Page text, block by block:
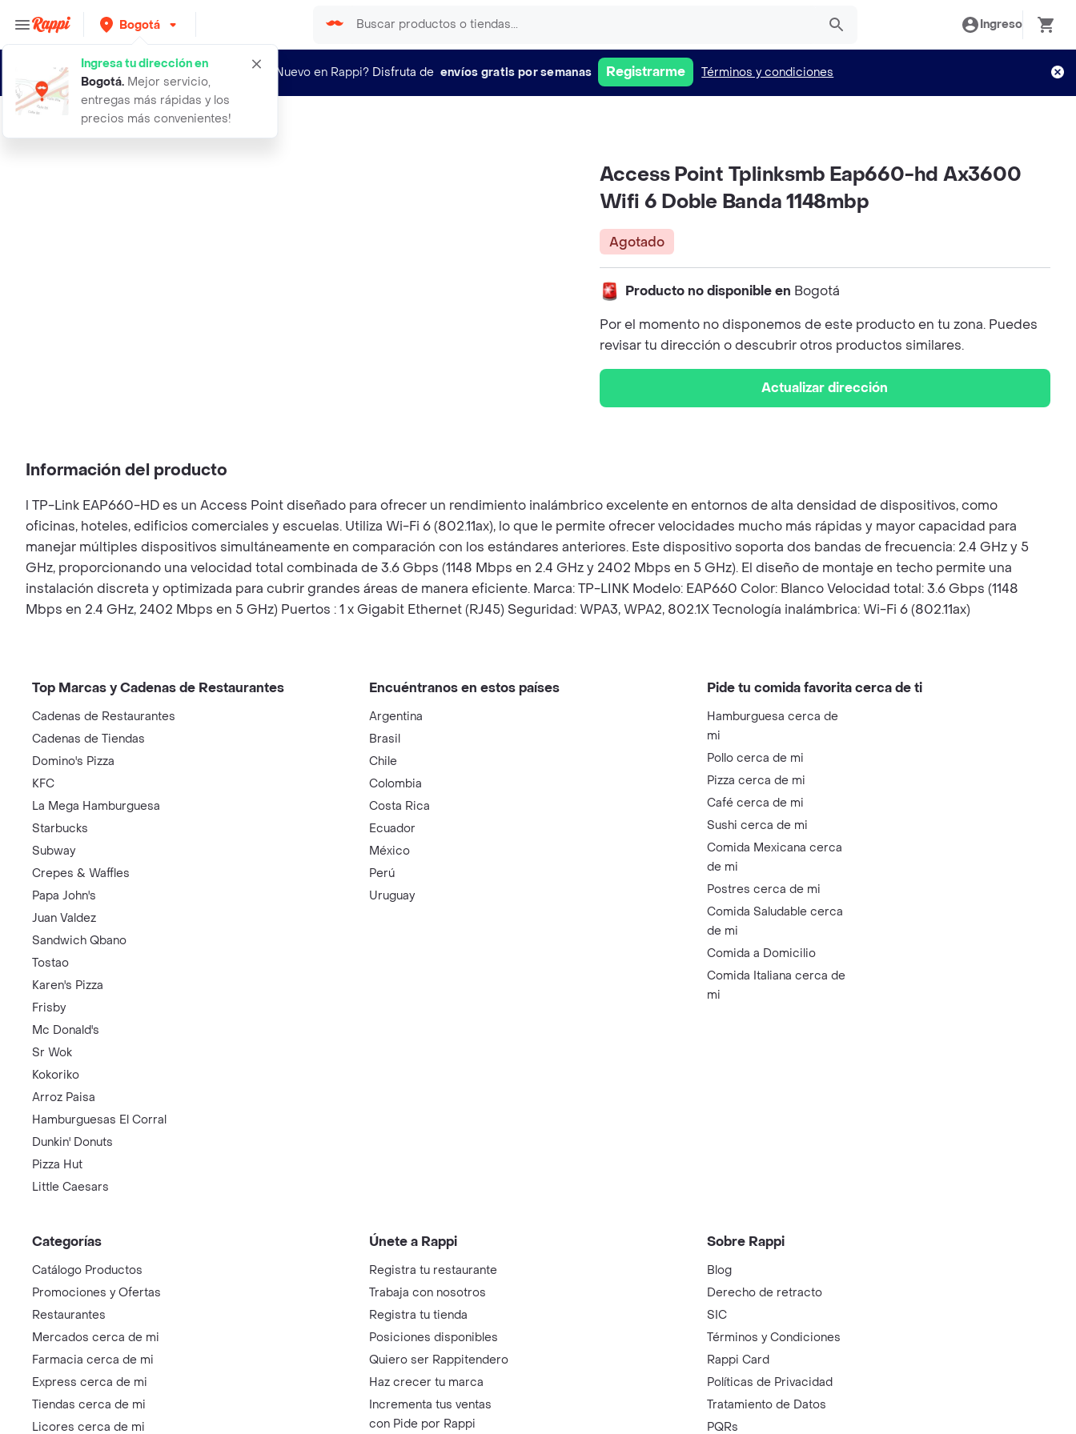
Bogotá
Ingresa tu dirección en
Bogotá. Mejor servicio,
entregas más rápidas y los
precios más convenientes!
Ingreso
¿Nuevo en Rappi? Disfruta de envíos gratis por semanas Registrarme Términos y condiciones
access point tplinksmb eap660 hd ax
Access Point Tplinksmb Eap660-hd Ax3600
Wifi 6 Doble Banda 1148mbp
Agotado
Producto no disponible en Bogotá
Por el momento no disponemos de este producto en tu zona. Puedes
revisar tu dirección o descubrir otros productos similares.
Actualizar dirección
Información del producto
l TP-Link EAP660-HD es un Access Point diseñado para ofrecer un rendimiento inalámbrico excelente en entornos de alta densidad de dispositivos, como
oficinas, hoteles, edificios comerciales y escuelas. Utiliza Wi-Fi 6 (802.11ax), lo que le permite ofrecer velocidades mucho más rápidas y mayor capacidad para
manejar múltiples dispositivos simultáneamente en comparación con los estándares anteriores. Este dispositivo soporta dos bandas de frecuencia: 2.4 GHz y 5
GHz, proporcionando una velocidad total combinada de 3.6 Gbps (1148 Mbps en 2.4 GHz y 2402 Mbps en 5 GHz). El diseño de montaje en techo permite una
instalación discreta y optimizada para cubrir grandes áreas de manera eficiente. Marca: TP-LINK Modelo: EAP660 Color: Blanco Velocidad total: 3.6 Gbps (1148
Mbps en 2.4 GHz, 2402 Mbps en 5 GHz) Puertos : 1 x Gigabit Ethernet (RJ45) Seguridad: WPA3, WPA2, 802.1X Tecnología inalámbrica: Wi-Fi 6 (802.11ax)
Top Marcas y Cadenas de Restaurantes
Cadenas de Restaurantes
Cadenas de Tiendas
Domino's Pizza
KFC
La Mega Hamburguesa
Starbucks
Subway
Crepes & Waffles
Papa John's
Juan Valdez
Sandwich Qbano
Tostao
Karen's Pizza
Frisby
Mc Donald's
Sr Wok
Kokoriko
Arroz Paisa
Hamburguesas El Corral
Dunkin' Donuts
Pizza Hut
Little Caesars
Encuéntranos en estos países
Argentina
Brasil
Chile
Colombia
Costa Rica
Ecuador
México
Perú
Uruguay
Pide tu comida favorita cerca de ti
Hamburguesa cerca de
mi
Pollo cerca de mi
Pizza cerca de mi
Café cerca de mi
Sushi cerca de mi
Comida Mexicana cerca
de mi
Postres cerca de mi
Comida Saludable cerca
de mi
Comida a Domicilio
Comida Italiana cerca de
mi
Categorías
Catálogo Productos
Promociones y Ofertas
Restaurantes
Mercados cerca de mi
Farmacia cerca de mi
Express cerca de mi
Tiendas cerca de mi
Licores cerca de mi
Únete a Rappi
Registra tu restaurante
Trabaja con nosotros
Registra tu tienda
Posiciones disponibles
Quiero ser Rappitendero
Haz crecer tu marca
Incrementa tus ventas
con Pide por Rappi
Sobre Rappi
Blog
Derecho de retracto
SIC
Términos y Condiciones
Rappi Card
Políticas de Privacidad
Tratamiento de Datos
PQRs